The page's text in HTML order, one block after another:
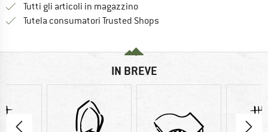
Tutti gli articoli in magazzino
Tutela consumatori Trusted Shops
IN BREVE